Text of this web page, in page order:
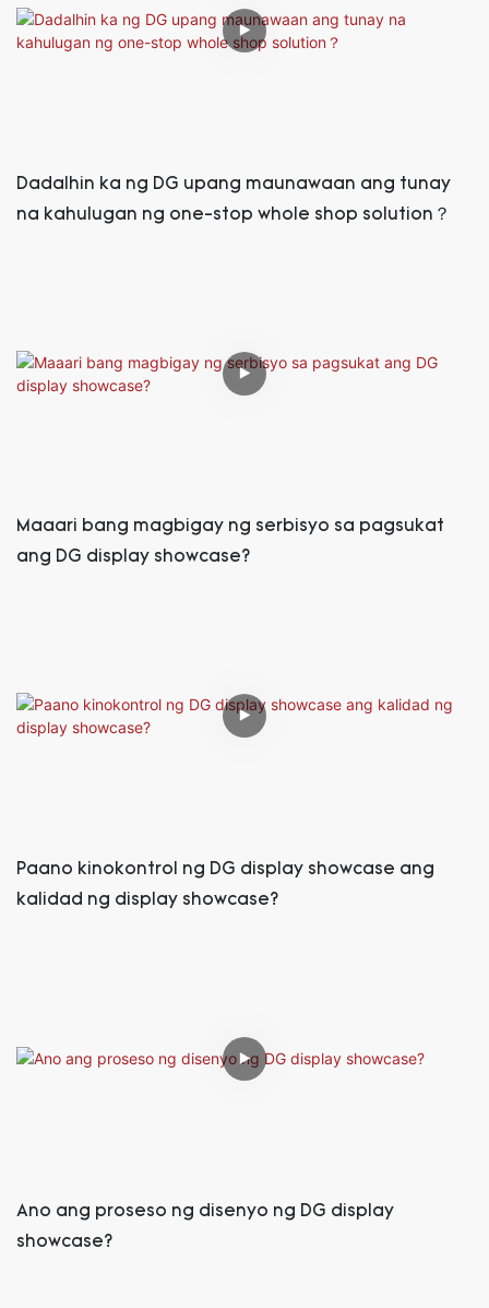
Dadalhin ka ng DG upang maunawaan ang tunay
na kahulugan ng one-stop whole shop solution？
Maaari bang magbigay ng serbisyo sa pagsukat
ang DG display showcase?
Paano kinokontrol ng DG display showcase ang
kalidad ng display showcase?
Ano ang proseso ng disenyo ng DG display
showcase?